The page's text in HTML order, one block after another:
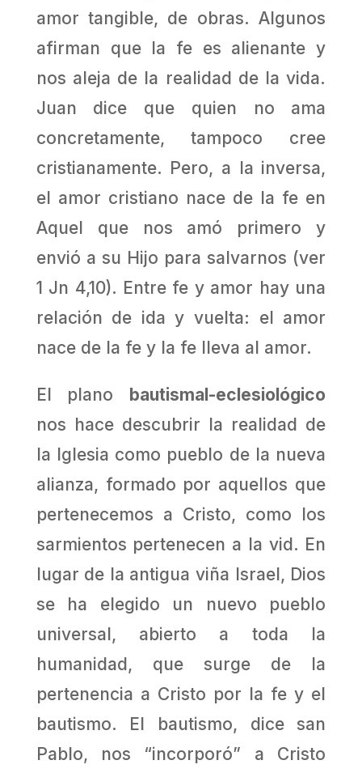
amor tangible, de obras. Algunos
afirman que la fe es alienante y
nos aleja de la realidad de la vida.
Juan dice que quien no ama
concretamente, tampoco cree
cristianamente. Pero, a la inversa,
el amor cristiano nace de la fe en
Aquel que nos amó primero y
envió a su Hijo para salvarnos (ver
1 Jn 4,10). Entre fe y amor hay una
relación de ida y vuelta: el amor
nace de la fe y la fe lleva al amor.
El plano bautismal-eclesiológico
nos hace descubrir la realidad de
la Iglesia como pueblo de la nueva
alianza, formado por aquellos que
pertenecemos a Cristo, como los
sarmientos pertenecen a la vid. En
lugar de la antigua viña Israel, Dios
se ha elegido un nuevo pueblo
universal, abierto a toda la
humanidad, que surge de la
pertenencia a Cristo por la fe y el
bautismo. El bautismo, dice san
Pablo, nos “incorporó” a Cristo